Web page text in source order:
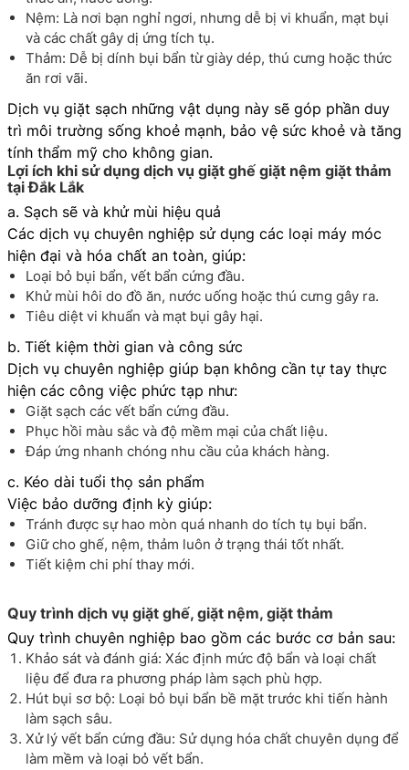
Nệm: Là nơi bạn nghỉ ngơi, nhưng dễ bị vi khuẩn, mạt bụi
và các chất gây dị ứng tích tụ.
Thảm: Dễ bị dính bụi bẩn từ giày dép, thú cưng hoặc thức
ăn rơi vãi.
Dịch vụ giặt sạch những vật dụng này sẽ góp phần duy
trì môi trường sống khoẻ mạnh, bảo vệ sức khoẻ và tăng
tính thẩm mỹ cho không gian.
Lợi ích khi sử dụng dịch vụ giặt ghế giặt nệm giặt thảm
tại Đắk Lắk
a. Sạch sẽ và khử mùi hiệu quả
Các dịch vụ chuyên nghiệp sử dụng các loại máy móc
hiện đại và hóa chất an toàn, giúp:
Loại bỏ bụi bẩn, vết bẩn cứng đầu.
Khử mùi hôi do đồ ăn, nước uống hoặc thú cưng gây ra.
Tiêu diệt vi khuẩn và mạt bụi gây hại.
b. Tiết kiệm thời gian và công sức
Dịch vụ chuyên nghiệp giúp bạn không cần tự tay thực
hiện các công việc phức tạp như:
Giặt sạch các vết bẩn cứng đầu.
Phục hồi màu sắc và độ mềm mại của chất liệu.
Đáp ứng nhanh chóng nhu cầu của khách hàng.
c. Kéo dài tuổi thọ sản phẩm
Việc bảo dưỡng định kỳ giúp:
Tránh được sự hao mòn quá nhanh do tích tụ bụi bẩn.
Giữ cho ghế, nệm, thảm luôn ở trạng thái tốt nhất.
Tiết kiệm chi phí thay mới.
Quy trình dịch vụ giặt ghế, giặt nệm, giặt thảm
Quy trình chuyên nghiệp bao gồm các bước cơ bản sau:
Khảo sát và đánh giá: Xác định mức độ bẩn và loại chất
liệu để đưa ra phương pháp làm sạch phù hợp.
Hút bụi sơ bộ: Loại bỏ bụi bẩn bề mặt trước khi tiến hành
làm sạch sâu.
Xử lý vết bẩn cứng đầu: Sử dụng hóa chất chuyên dụng để
làm mềm và loại bỏ vết bẩn.